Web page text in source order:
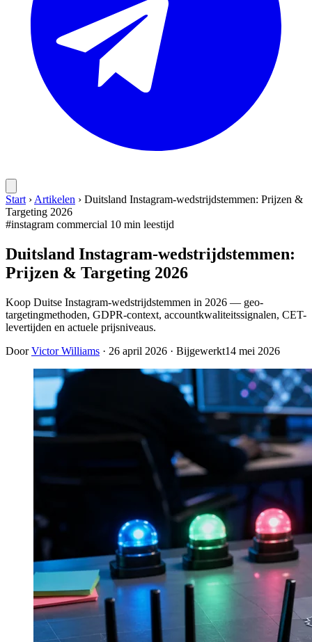
Start › Artikelen › Duitsland Instagram-wedstrijdstemmen: Prijzen &
Targeting 2026
#instagram commercial 10 min leestijd
Duitsland Instagram-wedstrijdstemmen:
Prijzen & Targeting 2026
Koop Duitse Instagram-wedstrijdstemmen in 2026 — geo-
targetingmethoden, GDPR-context, accountkwaliteitssignalen, CET-
levertijden en actuele prijsniveaus.
DoorVictor Williams · 26 april 2026 · Bijgewerkt14 mei 2026